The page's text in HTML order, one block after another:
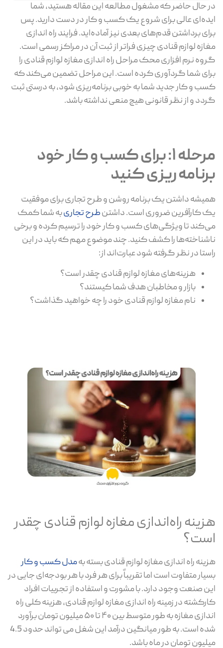
در حال حاضر که مشغول مطالعه این مقاله هستید، شما
ایده‌ای عالی برای شروع یک کسب و کار در دست دارید. پس
برای برداشتن قدم‌های بعدی نیز آماده‌اید. فرایند راه اندازی
مغازه لوازم قنادی چیزی فراتر از ثبت آن در مراکز رسمی است.
گروه نرم افزاری محک مراحل راه اندازی مغازه لوازم قنادی را
برای شما گردآوری کرده است. این مراحل تضمین می‌کند که
کسب و کار جدید شما به خوبی برنامه‌ریزی شود، به درستی ثبت
گردد و از نظر قانونی هیچ منعی نداشته باشد.
مرحله 1: برای کسب و کار خود
برنامه ریزی کنید
همیشه داشتن یک برنامه روشن و طرح تجاری برای موفقیت
یک کارآفرین ضروری است. داشتنطرح تجاریبه شما کمک
می‌کند تا ویژگی‌های کسب و کار خود را ترسیم کرده و برخی
ناشناخته‌ها را کشف کنید. چند موضوع مهم که باید در این
راستا در نظر گرفته شود عبارت‌اند از:
هزینه‌های مغازه لوازم قنادی چقدر است؟
بازار و مخاطبان هدف شما کیستند؟
نام مغازه لوازم قنادی خود را چه خواهید گذاشت؟
هزینه‌ راه‌اندازی مغازه لوازم قنادی چقدر
است؟
هزینه راه اندازی مغازه لوازم قنادی بسته بهمدل کسب و کار
بسیار متفاوت است اما تقریباً برای هر فرد با هر بودجه‌ای جایی در
این صنعت وجود دارد. با مشورت و استفاده از تجربیات افراد
کارکشته در زمینه راه اندازی مغازه لوازم قنادی، هزینه کلی راه
اندازی مغازه به طور متوسط بین ۴۰ تا ۵۰ میلیون تومان برآورد
شده است. به طور میانگین درآمد این شغل می ‌تواند حدود 4.5
میلیون تومان در ماه باشد.